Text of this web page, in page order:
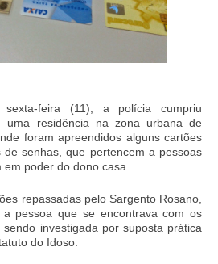
feira (11), a polícia cumpriu
uma residência na zona urbana de
foram apreendidos alguns cartões
de senhas, que pertencem a pessoas
em poder do dono casa.
repassadas pelo Sargento Rosano,
pessoa que se encontrava com os
investigada por suposta prática
do Idoso.